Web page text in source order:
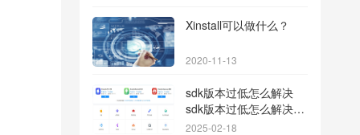
Xinstall可以做什么？
2020-11-13
sdk版本过低怎么解决
sdk版本过低怎么解决华
为
2025-02-18